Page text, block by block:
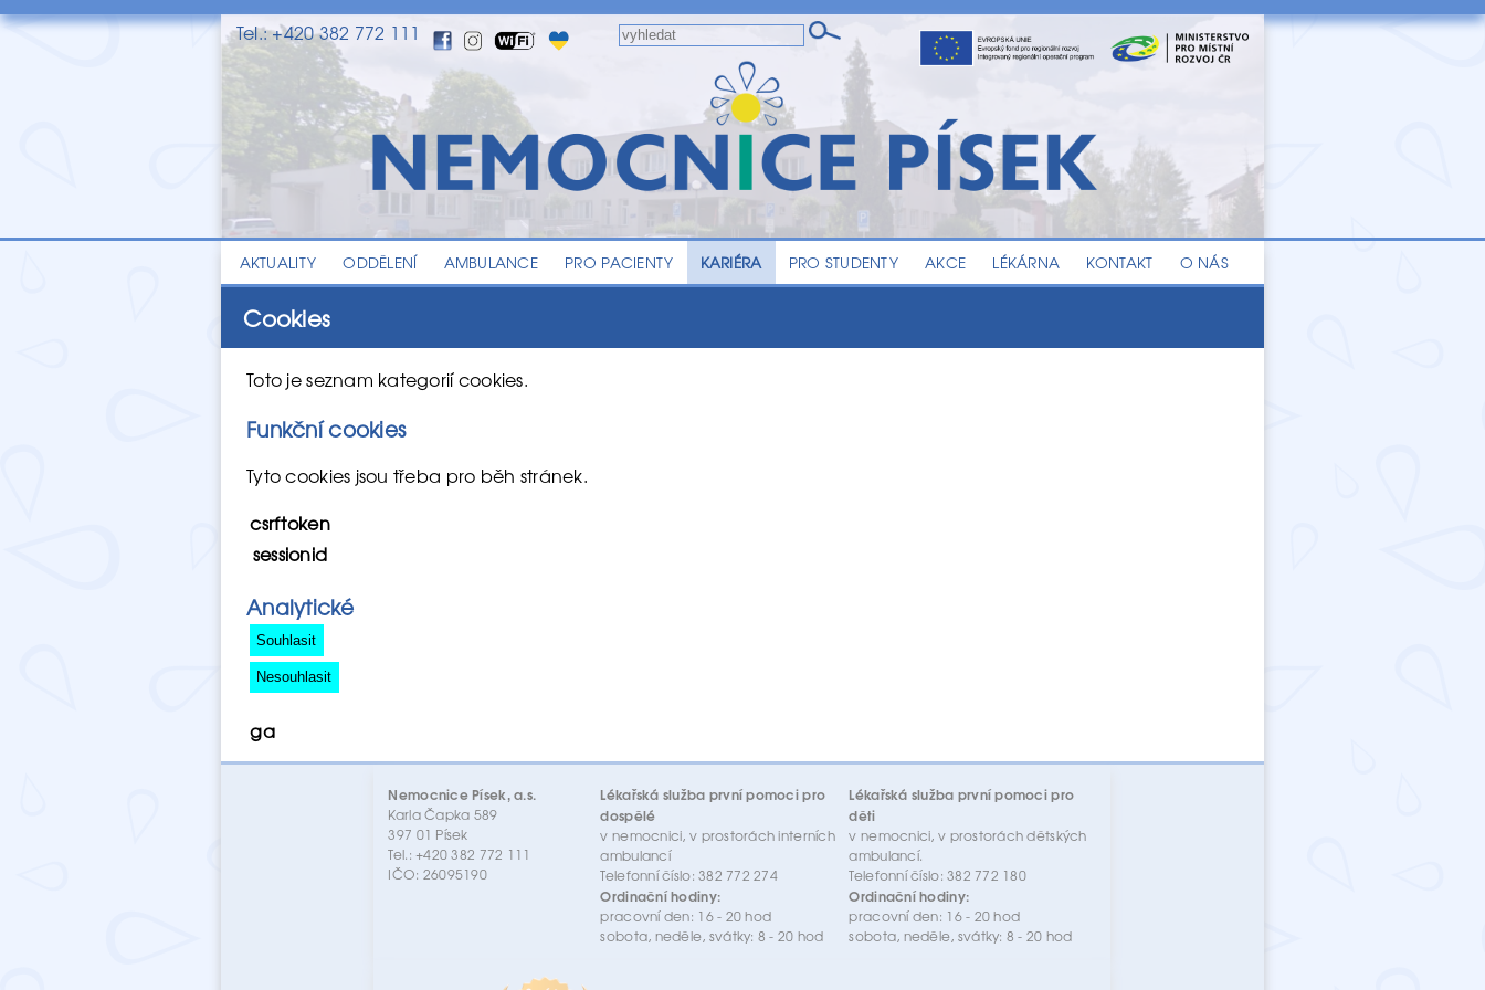
Tel.: +420 382 772 111
AKTUALITY ODDĚLENÍ AMBULANCE PRO PACIENTY KARIÉRA PRO STUDENTY AKCE LÉKÁRNA KONTAKT O NÁS
Cookies
Toto je seznam kategorií cookies.
Funkční cookies
Tyto cookies jsou třeba pro běh stránek.
csrftoken
sessionid
Analytické
ga
Nemocnice Písek, a.s.
Karla Čapka 589
397 01 Písek
Tel.: +420 382 772 111
IČO: 26095190
Lékařská služba první pomoci pro
dospělé
v nemocnici, v prostorách interních
ambulancí
Telefonní číslo: 382 772 274
Ordinační hodiny:
pracovní den: 16 - 20 hod
sobota, neděle, svátky: 8 - 20 hod
Lékařská služba první pomoci pro
děti
v nemocnici, v prostorách dětských
ambulancí.
Telefonní číslo: 382 772 180
Ordinační hodiny:
pracovní den: 16 - 20 hod
sobota, neděle, svátky: 8 - 20 hod